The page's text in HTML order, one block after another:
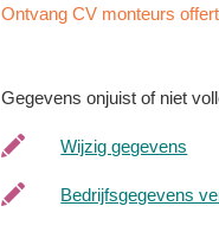
Ontvang CV monteurs
Gegevens onjuist of niet
Wijzig gegevens
Bedrijfsgegevens